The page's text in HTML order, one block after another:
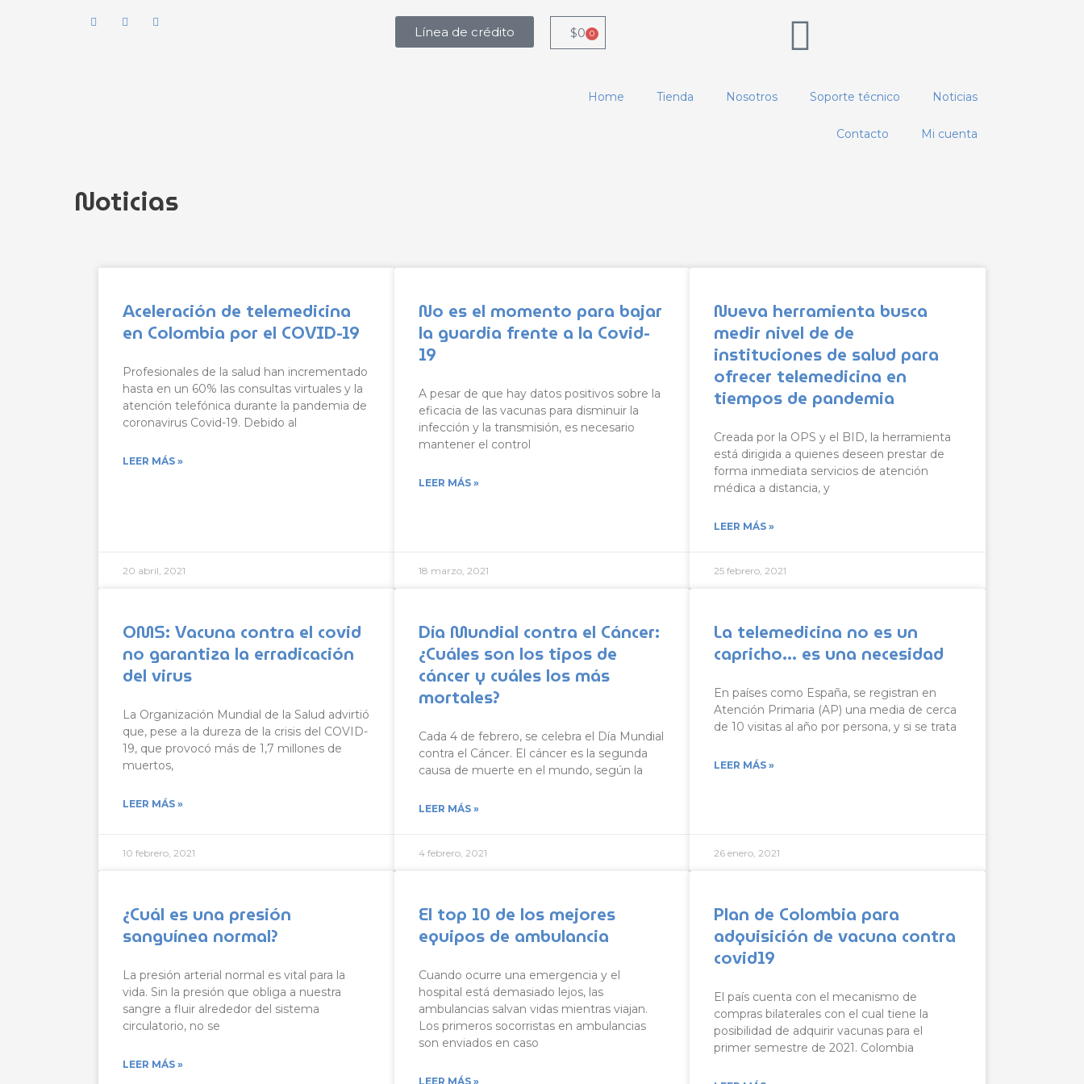
Línea de crédito $0 0
Carrito
Home Tienda Nosotros Soporte técnico Noticias
Contacto Mi cuenta
Noticias
Aceleración de telemedicina
en Colombia por el COVID-19
Profesionales de la salud han incrementado
hasta en un 60% las consultas virtuales y la
atención telefónica durante la pandemia de
coronavirus Covid-19. Debido al
LEER MÁS »
20 abril, 2021
No es el momento para bajar
la guardia frente a la Covid-
19
A pesar de que hay datos positivos sobre la
eficacia de las vacunas para disminuir la
infección y la transmisión, es necesario
mantener el control
LEER MÁS »
18 marzo, 2021
Nueva herramienta busca
medir nivel de de
instituciones de salud para
ofrecer telemedicina en
tiempos de pandemia
Creada por la OPS y el BID, la herramienta
está dirigida a quienes deseen prestar de
forma inmediata servicios de atención
médica a distancia, y
LEER MÁS »
25 febrero, 2021
OMS: Vacuna contra el covid
no garantiza la erradicación
del virus
La Organización Mundial de la Salud advirtió
que, pese a la dureza de la crisis del COVID-
19, que provocó más de 1,7 millones de
muertos,
LEER MÁS »
10 febrero, 2021
Día Mundial contra el Cáncer:
¿Cuáles son los tipos de
cáncer y cuáles los más
mortales?
Cada 4 de febrero, se celebra el Día Mundial
contra el Cáncer. El cáncer es la segunda
causa de muerte en el mundo, según la
LEER MÁS »
4 febrero, 2021
La telemedicina no es un
capricho… es una necesidad
En países como España, se registran en
Atención Primaria (AP) una media de cerca
de 10 visitas al año por persona, y si se trata
LEER MÁS »
26 enero, 2021
¿Cuál es una presión
sanguínea normal?
La presión arterial normal es vital para la
vida. Sin la presión que obliga a nuestra
sangre a fluir alrededor del sistema
circulatorio, no se
LEER MÁS »
El top 10 de los mejores
equipos de ambulancia
Cuando ocurre una emergencia y el
hospital está demasiado lejos, las
ambulancias salvan vidas mientras viajan.
Los primeros socorristas en ambulancias
son enviados en caso
LEER MÁS »
Plan de Colombia para
adquisición de vacuna contra
covid19
El país cuenta con el mecanismo de
compras bilaterales con el cual tiene la
posibilidad de adquirir vacunas para el
primer semestre de 2021. Colombia